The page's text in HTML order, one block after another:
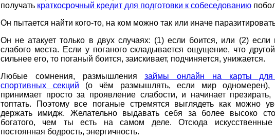
получать краткосрочный кредит для подготовки к собеседованию
Он пытается найти кого-то, на ком можно так или иначе
Он не атакует только в двух случаях: (1) если боится, или (2) если
слабого места. Если у поганого складывается ощущение, что
сильнее его, то поганый боится, заискивает, подчиняется, унижается.
Любые сомнения, размышлениязаймы онлайн на карты для
спортивных секций (о чём размышлять, если мир одномерен),
принимает просто за проявление слабости, и начинает презирать,
топтать. Поэтому все поганые стремятся выглядеть как можно
держать имидж. Желательно выдавать себя за более высоко
богатого, чем ты есть на самом деле. Отсюда искусственные
постоянная бодрость, энергичность.